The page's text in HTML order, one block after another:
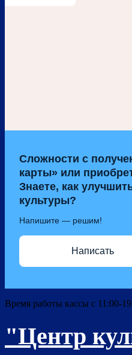
Сложности с
карты» или
Знаете, как
культуры?
Напишите — решим!
Написать
Время работы кассы с 11:00-
"Центр